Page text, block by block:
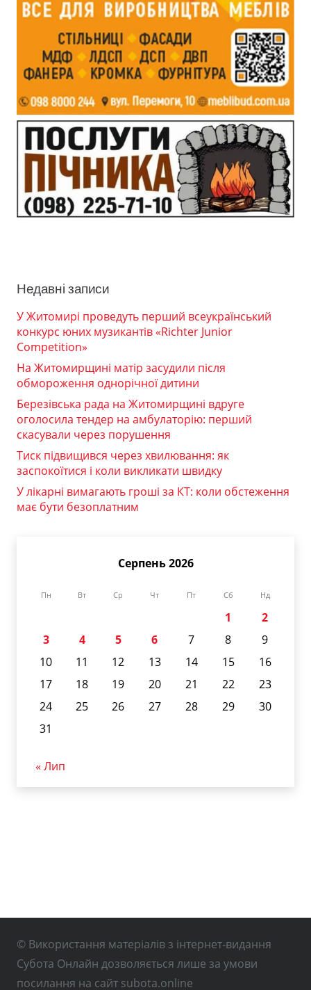
Недавні записи
У Житомирі проведуть перший всеукраїнський
конкурс юних музикантів «Richter Junior
Competition»
На Житомирщині матір засудили після
обмороження однорічної дитини
Березівська рада на Житомирщині вдруге
оголосила тендер на амбулаторію: перший
скасували через порушення
Тиск підвищився через хвилювання: як
заспокоїтися і коли викликати швидку
У лікарні вимагають гроші за КТ: коли обстеження
має бути безоплатним
Серпень 2026
Пн Вт Ср Чт Пт Сб Нд
1
2
3
4 5 6 7 8
9
10
11 12 13 14 15
16
17
18 19 20 21 22
23
24
25 26 27 28 29
30
31
« Лип
© Використання матеріалів з інтернет-видання
Субота Онлайн дозволяється лише за умови
посилання на сайт subota.online